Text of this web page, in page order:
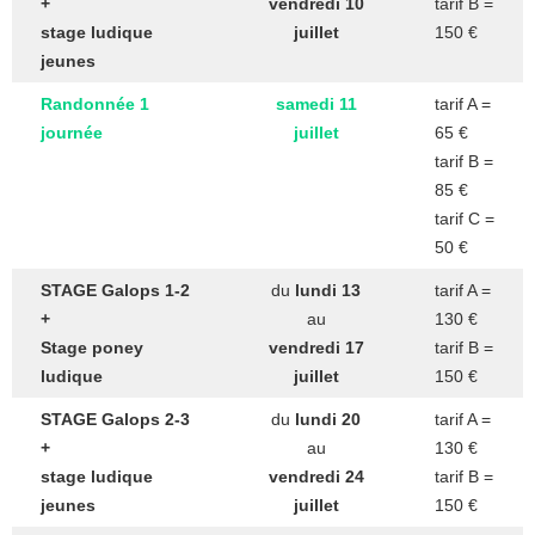
+
stage ludique
jeunes
vendredi 10
juillet
tarif B =
150 €
Randonnée 1
journée
samedi 11
juillet
tarif A =
65 €
tarif B =
85 €
tarif C =
50 €
STAGE Galops 1-2
+
Stage poney
ludique
du lundi 13
au
vendredi 17
juillet
tarif A =
130 €
tarif B =
150 €
STAGE Galops 2-3
+
stage ludique
jeunes
du lundi 20
au
vendredi 24
juillet
tarif A =
130 €
tarif B =
150 €